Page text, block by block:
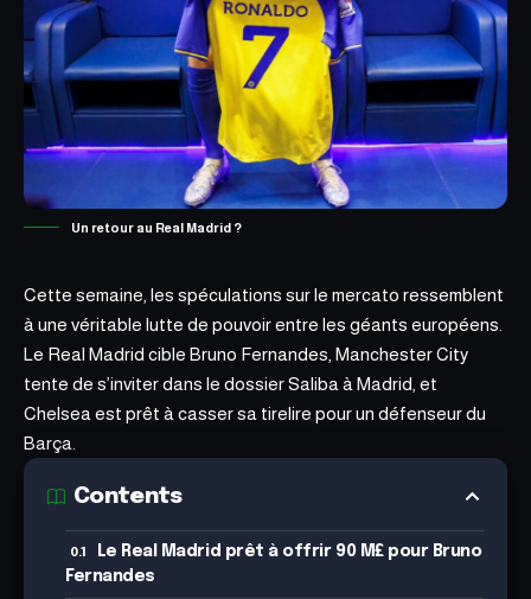
Un retour au Real Madrid ?
Cette semaine, les spéculations sur le mercato ressemblent
à une véritable lutte de pouvoir entre les géants européens.
Le Real Madrid cible Bruno Fernandes, Manchester City
tente de s’inviter dans le dossier Saliba à Madrid, et
Chelsea est prêt à casser sa tirelire pour un défenseur du
Barça.
Contents
Le Real Madrid prêt à offrir 90 M£ pour Bruno
Fernandes